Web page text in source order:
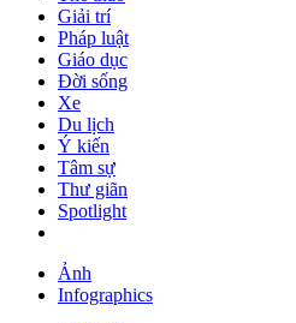
Giải trí
Pháp luật
Giáo dục
Đời sống
Xe
Du lịch
Ý kiến
Tâm sự
Thư giãn
Spotlight
Ảnh
Infographics